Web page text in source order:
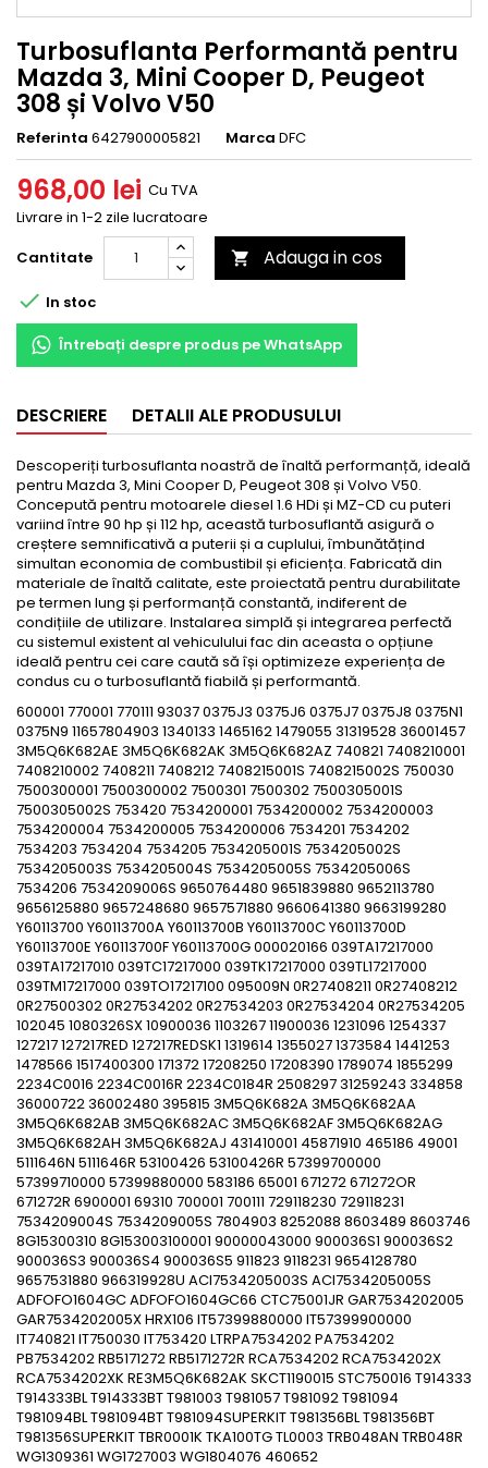
Turbosuflanta Performantă pentru
Mazda 3, Mini Cooper D, Peugeot
308 și Volvo V50
Referinta 6427900005821 Marca DFC
968,00 lei Cu TVA
Livrare in 1-2 zile lucratoare
Cantitate
 Adauga in cos
 In stoc
Întrebați despre produs pe WhatsApp
DESCRIERE DETALII ALE PRODUSULUI
Descoperiți turbosuflanta noastră de înaltă performanță, ideală
pentru Mazda 3, Mini Cooper D, Peugeot 308 și Volvo V50.
Concepută pentru motoarele diesel 1.6 HDi și MZ-CD cu puteri
variind între 90 hp și 112 hp, această turbosuflantă asigură o
creștere semnificativă a puterii și a cuplului, îmbunătățind
simultan economia de combustibil și eficiența. Fabricată din
materiale de înaltă calitate, este proiectată pentru durabilitate
pe termen lung și performanță constantă, indiferent de
condițiile de utilizare. Instalarea simplă și integrarea perfectă
cu sistemul existent al vehiculului fac din aceasta o opțiune
ideală pentru cei care caută să își optimizeze experiența de
condus cu o turbosuflantă fiabilă și performantă.
600001 770001 770111 93037 0375J3 0375J6 0375J7 0375J8 0375N1
0375N9 11657804903 1340133 1465162 1479055 31319528 36001457
3M5Q6K682AE 3M5Q6K682AK 3M5Q6K682AZ 740821 7408210001
7408210002 7408211 7408212 7408215001S 7408215002S 750030
7500300001 7500300002 7500301 7500302 7500305001S
7500305002S 753420 7534200001 7534200002 7534200003
7534200004 7534200005 7534200006 7534201 7534202
7534203 7534204 7534205 7534205001S 7534205002S
7534205003S 7534205004S 7534205005S 7534205006S
7534206 7534209006S 9650764480 9651839880 9652113780
9656125880 9657248680 9657571880 9660641380 9663199280
Y60113700 Y60113700A Y60113700B Y60113700C Y60113700D
Y60113700E Y60113700F Y60113700G 000020166 039TA17217000
039TA17217010 039TC17217000 039TK17217000 039TL17217000
039TM17217000 039TO17217100 095009N 0R27408211 0R27408212
0R27500302 0R27534202 0R27534203 0R27534204 0R27534205
102045 1080326SX 10900036 1103267 11900036 1231096 1254337
127217 127217RED 127217REDSK1 1319614 1355027 1373584 1441253
1478566 1517400300 171372 17208250 17208390 1789074 1855299
2234C0016 2234C0016R 2234C0184R 2508297 31259243 334858
36000722 36002480 395815 3M5Q6K682A 3M5Q6K682AA
3M5Q6K682AB 3M5Q6K682AC 3M5Q6K682AF 3M5Q6K682AG
3M5Q6K682AH 3M5Q6K682AJ 431410001 45871910 465186 49001
5111646N 5111646R 53100426 53100426R 57399700000
57399710000 57399880000 583186 65001 671272 671272OR
671272R 6900001 69310 700001 700111 729118230 729118231
7534209004S 7534209005S 7804903 8252088 8603489 8603746
8G15300310 8G153003100001 90000043000 900036S1 900036S2
900036S3 900036S4 900036S5 911823 9118231 9654128780
9657531880 966319928U ACI7534205003S ACI7534205005S
ADFOFO1604GC ADFOFO1604GC66 CTC75001JR GAR7534202005
GAR7534202005X HRX106 IT57399880000 IT57399900000
IT740821 IT750030 IT753420 LTRPA7534202 PA7534202
PB7534202 RB5171272 RB5171272R RCA7534202 RCA7534202X
RCA7534202XK RE3M5Q6K682AK SKCT1190015 STC750016 T914333
T914333BL T914333BT T981003 T981057 T981092 T981094
T981094BL T981094BT T981094SUPERKIT T981356BL T981356BT
T981356SUPERKIT TBR0001K TKA100TG TL0003 TRB048AN TRB048R
WG1309361 WG1727003 WG1804076 460652